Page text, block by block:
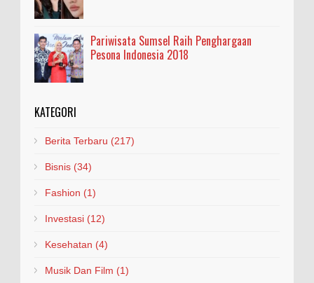
Pariwisata Sumsel Raih Penghargaan
Pesona Indonesia 2018
KATEGORI
Berita Terbaru (217)
Bisnis (34)
Fashion (1)
Investasi (12)
Kesehatan (4)
Musik Dan Film (1)